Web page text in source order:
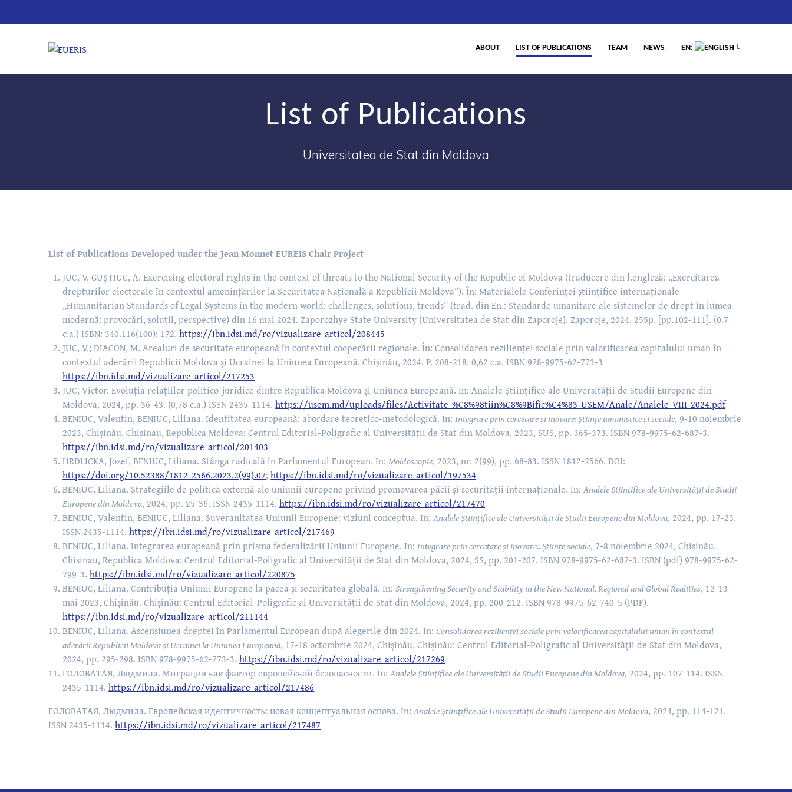
ABOUT LIST OF PUBLICATIONS TEAM NEWS EN:
List of Publications
Universitatea de Stat din Moldova
List of Publications Developed under the Jean Monnet EUREIS Chair Project
JUC, V. GUȘTIUC, A. Exercising electoral rights in the context of threats to the National Security of the Republic of Moldova (traducere din l.engleză: „Exercitarea
drepturilor electorale în contextul amenințărilor la Securitatea Națională a Republicii Moldova”). În: Materialele Conferinței științifice internaționale –
„Humanitarian Standards of Legal Systems in the modern world: challenges, solutions, trends” (trad. din En.: Standarde umanitare ale sistemelor de drept în lumea
modernă: provocări, soluții, perspective) din 16 mai 2024. Zaporozhye State University (Universitatea de Stat din Zaporoje). Zaporoje, 2024. 255p. [pp.102-111]. (0.7
c.a.) ISBN: 340.116(100): 172.https://ibn.idsi.md/ro/vizualizare_articol/208445
JUC, V.; DIACON, M. Arealuri de securitate europeană în contextul cooperării regionale. În: Consolidarea rezilienței sociale prin valorificarea capitalului uman în
contextul aderării Republicii Moldova și Ucrainei la Uniunea Europeană. Chișinău, 2024. P. 208-218. 0,62 c.a. ISBN 978-9975-62-773-3
https://ibn.idsi.md/vizualizare_articol/217253
JUC, Victor. Evoluția relațiilor politico-juridice dintre Republica Moldova și Uniunea Europeană. In: Analele Ştiinţifice ale Universităţii de Studii Europene din
Moldova, 2024, pp. 36-43. (0,78 c.a.) ISSN 2435-1114.https://usem.md/uploads/files/Activitate_%C8%98tiin%C8%9Bific%C4%83_USEM/Anale/Analele_VIII_2024.pdf
BENIUC, Valentin, BENIUC, Liliana. Identitatea europeană: abordare teoretico-metodologică. In:Integrare prin cercetare și inovare: Ştiinţe umanistice și sociale, 9-10 noiembrie
2023, Chișinău. Chisinau, Republica Moldova: Centrul Editorial-Poligrafic al Universităţii de Stat din Moldova, 2023, SUS, pp. 365-373. ISBN 978-9975-62-687-3.
https://ibn.idsi.md/ro/vizualizare_articol/201403
HRDLICKA, Jozef, BENIUC, Liliana. Stânga radicală în Parlamentul European. In:Moldoscopie, 2023, nr. 2(99), pp. 68-83. ISSN 1812-2566. DOI:
https://doi.org/10.52388/1812-2566.2023.2(99).07;https://ibn.idsi.md/ro/vizualizare_articol/197534
BENIUC, Liliana. Strategiile de politică externă ale uniunii europene privind promovarea păcii și securității internaționale. In:Analele Ştiinţifice ale Universităţii de Studii
Europene din Moldova, 2024, pp. 25-36. ISSN 2435-1114.https://ibn.idsi.md/ro/vizualizare_articol/217470
BENIUC, Valentin, BENIUC, Liliana. Suveranitatea Uniunii Europene: viziuni conceptua. In:Analele Ştiinţifice ale Universităţii de Studii Europene din Moldova, 2024, pp. 17-25.
ISSN 2435-1114.https://ibn.idsi.md/ro/vizualizare_articol/217469
BENIUC, Liliana. Integrarea europeană prin prisma federalizării Uniunii Europene. In:Integrare prin cercetare și inovare.: Științe sociale, 7-8 noiembrie 2024, Chișinău.
Chisinau, Republica Moldova: Centrul Editorial-Poligrafic al Universităţii de Stat din Moldova, 2024, SS, pp. 201-207. ISBN 978-9975-62-687-3. ISBN (pdf) 978-9975-62-
799-3.https://ibn.idsi.md/ro/vizualizare_articol/220875
BENIUC, Liliana. Contribuția Uniunii Europene la pacea și securitatea globală. In:Strengthening Security and Stability in the New National, Regional and Global Realities, 12-13
mai 2023, Chişinău. Chişinău: Centrul Editorial-Poligrafic al Universităţii de Stat din Moldova, 2024, pp. 200-212. ISBN 978-9975-62-740-5 (PDF).
https://ibn.idsi.md/ro/vizualizare_articol/211144
BENIUC, Liliana. Ascensiunea dreptei în Parlamentul European după alegerile din 2024. In:Consolidarea rezilienței sociale prin valorificarea capitalului uman în contextul
aderării Republicii Moldova şi Ucrainei la Uniunea Europeană, 17-18 octombrie 2024, Chişinău. Chişinău: Centrul Editorial-Poligrafic al Universităţii de Stat din Moldova,
2024, pp. 295-298. ISBN 978-9975-62-773-3.https://ibn.idsi.md/ro/vizualizare_articol/217269
ГОЛОВАТАЯ, Людмила. Миграция как фактор европейской безопасности. In:Analele Ştiinţifice ale Universităţii de Studii Europene din Moldova, 2024, pp. 107-114. ISSN
2435-1114.https://ibn.idsi.md/ro/vizualizare_articol/217486
ГОЛОВАТАЯ, Людмила. Европейская идентичность: новая концептуальная основа. In:Analele Ştiinţifice ale Universităţii de Studii Europene din Moldova, 2024, pp. 114-121.
ISSN 2435-1114.https://ibn.idsi.md/ro/vizualizare_articol/217487